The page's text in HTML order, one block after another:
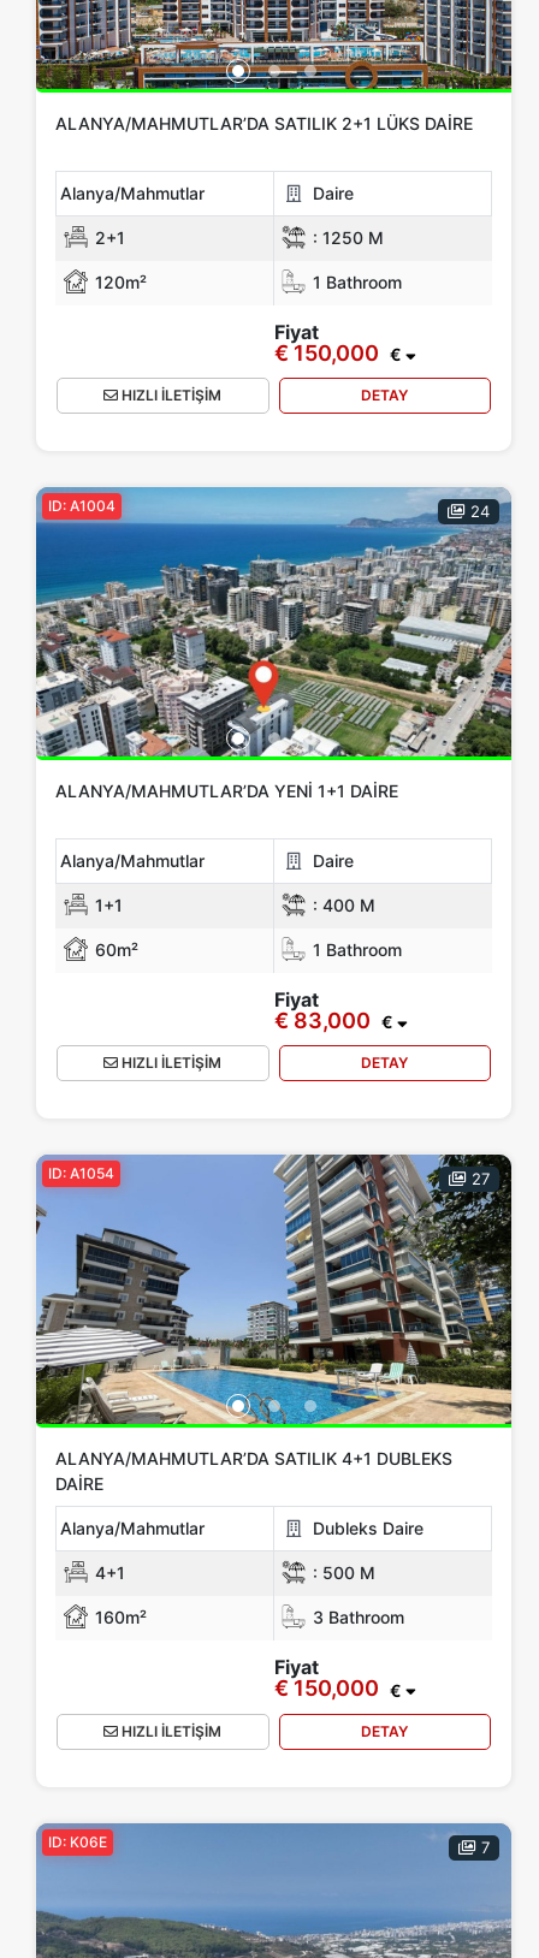
ALANYA/MAHMUTLAR’DA SATILIK 2+1 LÜKS DAIRE
Alanya/Mahmutlar Daire
2+1 : 1250 M
120m² 1 Bathroom
Fiyat
€ 150,000 €
HIZLI İLETİŞİM DETAY
24
ID: A1004
ALANYA/MAHMUTLAR’DA YENI 1+1 DAIRE
Alanya/Mahmutlar Daire
1+1 : 400 M
60m² 1 Bathroom
Fiyat
€ 83,000 €
HIZLI İLETİŞİM DETAY
27
ID: A1054
ALANYA/MAHMUTLAR’DA SATILIK 4+1 DUBLEKS
DAIRE
Alanya/Mahmutlar Dubleks Daire
4+1 : 500 M
160m² 3 Bathroom
Fiyat
€ 150,000 €
HIZLI İLETİŞİM DETAY
7
ID: K06E